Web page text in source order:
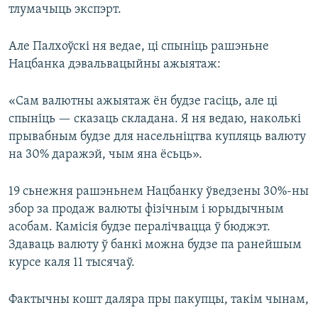
тлумачыць экспэрт.
Але Палхоўскі ня ведае, ці спыніць рашэньне
Нацбанка дэвальвацыйны ажыятаж:
«Сам валютны ажыятаж ён будзе гасіць, але ці
спыніць — сказаць складана. Я ня ведаю, наколькі
прывабным будзе для насельніцтва купляць валюту
на 30% даражэй, чым яна ёсьць».
19 сьнежня рашэньнем Нацбанку ўведзены 30%-ны
збор за продаж валюты фізічным і юрыдычным
асобам. Камісія будзе пералічвацца ў бюджэт.
Здаваць валюту ў банкі можна будзе па ранейшым
курсе каля 11 тысячаў.
Фактычны кошт даляра пры пакупцы, такім чынам,